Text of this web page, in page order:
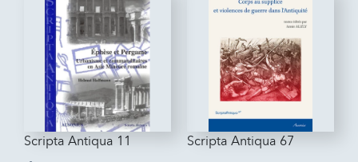
Scripta Antiqua 11 Scripta Antiqua 67